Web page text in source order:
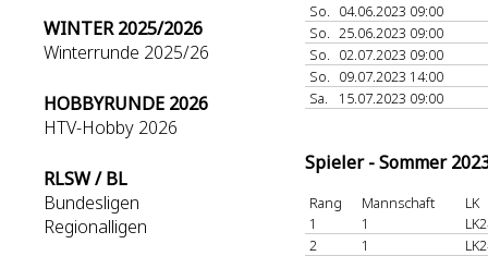
WINTER 2025/2026
Winterrunde 2025/26
HOBBYRUNDE 2026
HTV-Hobby 2026
RLSW / BL
Bundesligen
Regionalligen
So. 04.06.2023 09:00
So. 25.06.2023 09:00
So. 02.07.2023 09:00
So. 09.07.2023 14:00
Sa.
15.07.2023 09:00
Spieler - Sommer
Rang Mannschaft
LK
1
1
2
1